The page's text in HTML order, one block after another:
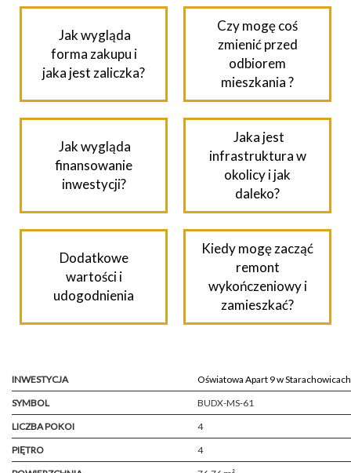
Jak wygląda
forma zakupu i
jaka jest zaliczka?
Czy mogę coś
zmienić przed
odbiorem
mieszkania ?
Jak wygląda
finansowanie
inwestycji?
Jaka jest
infrastruktura w
okolicy i jak
daleko?
Dodatkowe
wartości i
udogodnienia
Kiedy mogę zacząć
remont
wykończeniowy i
zamieszkać?
INWESTYCJA
Oświatowa Apart 9 w Starachowicach
SYMBOL
BUDX-MS-61
LICZBA POKOI
4
PIĘTRO
4